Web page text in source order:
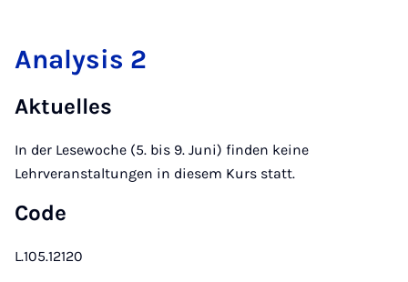
Analysis 2
Aktuelles
In der Lesewoche (5. bis 9. Juni) finden keine
Lehrveranstaltungen in diesem Kurs statt.
Code
L.105.12120